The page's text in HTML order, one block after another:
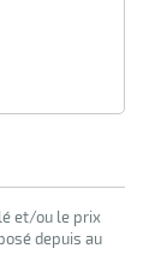
et/ou le prix
depuis au